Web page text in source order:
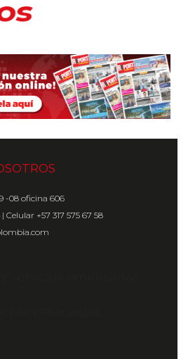
-08 oficina 606
Celular +57 317 575 67 58